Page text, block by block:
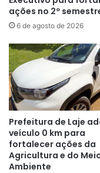
ações no 2º
6 de agosto de 2026
Prefeitura de Laje
veículo 0 km para
fortalecer ações da
Agricultura e do
Ambiente